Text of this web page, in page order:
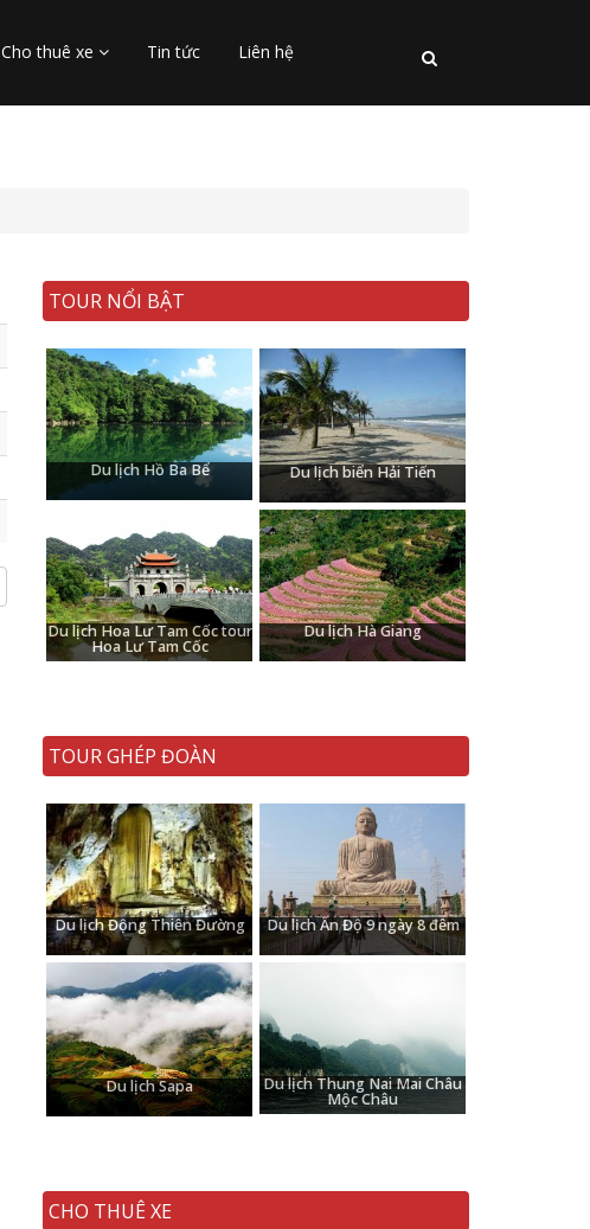
Cho thuê xe Tin tức Liên hệ
TOUR NỔI BẬT
Du lịch Hồ Ba Bể
Du lịch Hồ Ba
Bể
Du lịch biển Hải Tiến
Du lịch biển
Hải Tiến
Du lịch Hoa Lư Tam Cốc tour
Hoa Lư Tam Cốc
Du lịch Hoa Lư
Tam Cốc tour
Hoa Lư Tam
Cốc Du lịch Hà Giang
Du lịch Hà
Giang
TOUR GHÉP ĐOÀN
Du lịch Động Thiên Đường
Du lịch Động
Thiên Đường
Du lịch Ấn Độ 9 ngày 8 đêm
Du lịch Ấn Độ
9 ngày 8 đêm
Du lịch Sapa
Du lịch Sapa
Du lịch Thung Nai Mai Châu
Mộc Châu
Nai Mai Châu
Mộc Châu
CHO THUÊ XE